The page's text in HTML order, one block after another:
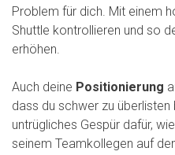
Problem für dich. Mit einem
Shuttle kontrollieren und so
erhöhen.
Auch deine Positionierung
dass du schwer zu
untrügliches Gespür dafür,
seinem Teamkollegen auf